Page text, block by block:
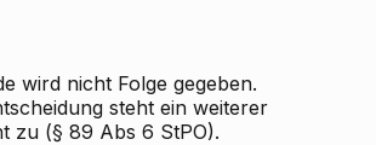
wird nicht Folge gegeben.
steht ein weiterer
zu (§ 89 Abs 6 StPO).